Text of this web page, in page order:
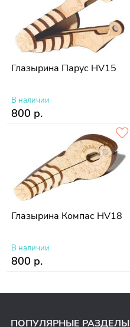
Глазырина Парус HV15
В наличии
800 р.
Глазырина Компас HV18
В наличии
800 р.
ПОПУЛЯРНЫЕ РАЗДЕЛЫ